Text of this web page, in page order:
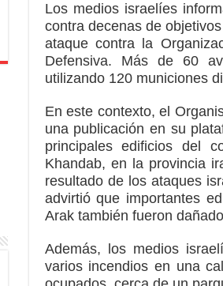
Los medios israelíes
contra decenas de
ataque contra la
Defensiva. Más de 60
utilizando 120 municiones
En este contexto, el
una publicación en su
principales edificios del
Khandab, en la provincia
resultado de los ataques
advirtió que importantes
Arak también fueron
Además, los medios
varios incendios en una